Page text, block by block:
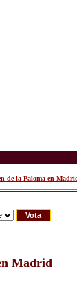
de la Paloma en
Madrid